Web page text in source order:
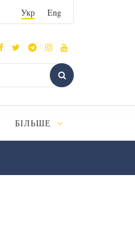
Укр Eng
БІЛЬШЕ